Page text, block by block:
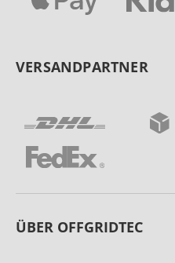
VERSANDPARTNER
ÜBER OFFGRIDTEC